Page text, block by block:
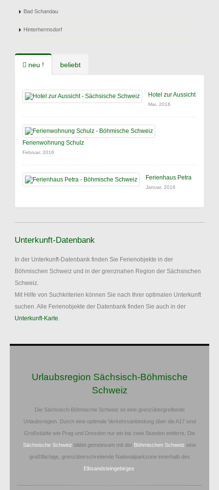
Bad Schandau
Hinterhermsdorf
neu ! beliebt
Hotel zur Aussicht
Mai, 2016
Ferienwohnung Schulz
Februar, 2016
Ferienhaus Petra
Januar, 2016
Unterkunft-Datenbank
In der Unterkunft-Datenbank finden Sie Ferienobjekte in der
Böhmischen Schweiz und in der grenznahen Region der Sächsischen
Schweiz.
Mit Hilfe von Suchkriterien können Sie nach Ihrer optimalen Unterkunft
suchen. Alle Ferienobjekte der Datenbank finden Sie auch in der
Unterkunft-Karte.
Urlaubsregion Sächsisch-Böhmische
Schweiz
Die Sächsisch-Böhmische Schweiz ist eine grenzübergreifende
Urlaubsregion. Durch eine optimale Verkehrsanbindung über die A17 sind
Großstädte wie Prag und Dresden nur ein bis zwei Stunden entfernt. Die
Sächsische Schweiz bildet gemeinsam mit der Böhmischen Schweiz eine
großflächige, grenzüberschreitende Nationalparkzone innerhalb des
Elbsandsteingebirges